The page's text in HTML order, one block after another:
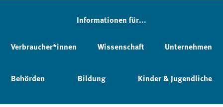
Informationen für...
Verbraucher*innen Wissenschaft Unternehmen
Behörden Bildung Kinder & Jugendliche